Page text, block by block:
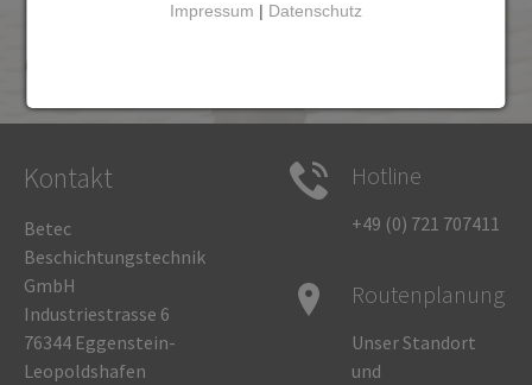
Kontakt
Betec
Beschichtungstechnik
GmbH
Industriestrasse 6
76344 Eggenstein-
Leopoldshafen
Hotline
+49 (0) 721 707411
Routenplanung
UnserStandort
und
Impressum | Datenschutz